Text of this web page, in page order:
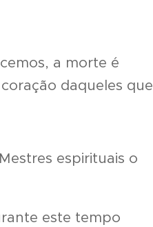
a morte é
daqueles que
espirituais o
este tempo